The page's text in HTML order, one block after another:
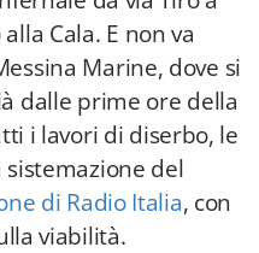
Cala. E non va
Marine, dove si
dalle prime ore della
i lavori di diserbo, le
del
di Radio Italia, con
viabilità.